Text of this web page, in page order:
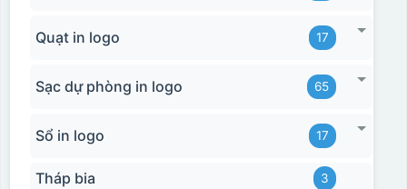
Quạt in logo 17
Sạc dự phòng in logo 65
Sổ in logo 17
Tháp bia 3